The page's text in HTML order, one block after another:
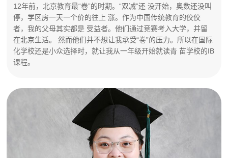
12年前，北京教育最“卷”的时期。“双减”还 没开始，奥数还没叫
停，学区房一天一个价的往上 涨。作为中国传统教育的佼佼
者，我的父母其实都是 受益者。他们通过竞赛考入大学，并留
在北京生活。 然而他们并不想让我承受“卷”的压力。所以在国际
化学校还是小众选择时，就让我从一年级开始就读青 苗学校的IB
课程。